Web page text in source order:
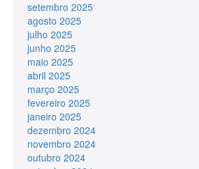
setembro 2025
agosto 2025
julho 2025
junho 2025
maio 2025
abril 2025
março 2025
fevereiro 2025
janeiro 2025
dezembro 2024
novembro 2024
outubro 2024